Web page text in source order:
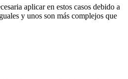
aplicar en estos casos debido a
y unos son más complejos que